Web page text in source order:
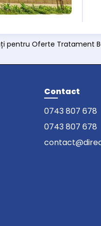
pentru Oferte Tratament
Contact
0743 807 678
0743 807 678